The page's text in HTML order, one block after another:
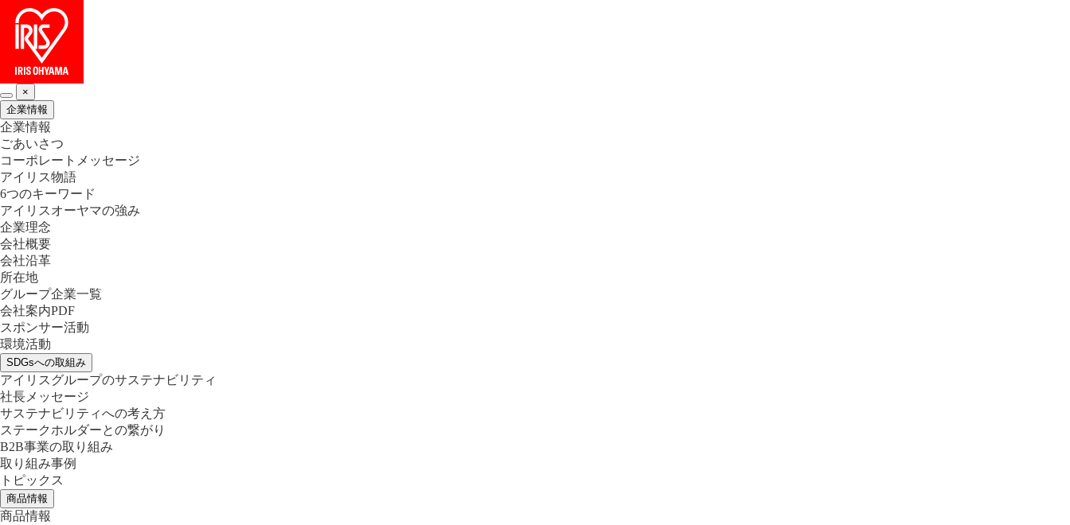
×
企業情報
企業情報
ごあいさつ
コーポレートメッセージ
アイリス物語
6つのキーワード
アイリスオーヤマの強み
企業理念
会社概要
会社沿革
所在地
グループ企業一覧
会社案内PDF
スポンサー活動
環境活動
SDGsへの取組み
アイリスグループのサステナビリティ
社長メッセージ
サステナビリティへの考え方
ステークホルダーとの繋がり
B2B事業の取り組み
取り組み事例
トピックス
商品情報
商品情報